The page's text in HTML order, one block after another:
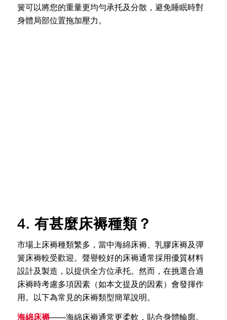
簧可以將您的重量更均勻承托及分散，避免睡眠時對
身體局部位置拖加壓力。
4. 有甚麼床褥種類？
市場上床褥種類繁多，當中海綿床褥、乳膠床褥及彈
簧床褥較受歡迎。聲譽較好的床褥通常採用優質材料
設計及製造，以提供全方位承托。然而，在挑選合適
床褥時考慮多項因素（如本文提及的因素）會發揮作
用。以下為常見的床褥類型簡單說明。
海綿床褥——海綿床褥通常更柔軟，貼合身體輪廓。